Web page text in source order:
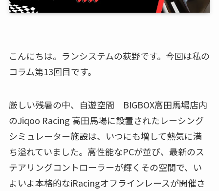
こんにちは。ランシステムの荻野です。今回は私の
コラム第13回目です。
厳しい残暑の中、自遊空間 BIGBOX高田馬場店内
のJiqoo Racing 高田馬場に設置されたレーシング
シミュレーター施設は、いつにも増して熱気に満
ち溢れていました。高性能なPCが並び、最新のス
テアリングコントローラーが輝くその空間で、い
よいよ本格的なiRacingオフラインレースが開催さ